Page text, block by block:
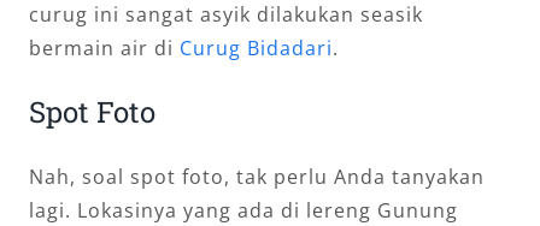
curug ini sangat asyik dilakukan seasik
bermain air di Curug Bidadari.
Spot Foto
Nah, soal spot foto, tak perlu Anda tanyakan
lagi. Lokasinya yang ada di lereng Gunung